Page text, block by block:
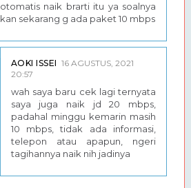
otomatis naik brarti itu ya soalnya
kan sekarang g ada paket 10 mbps
AOKI ISSEI 16 AGUSTUS, 2021
20:57
wah saya baru cek lagi ternyata
saya juga naik jd 20 mbps,
padahal minggu kemarin masih
10 mbps, tidak ada informasi,
telepon atau apapun, ngeri
tagihannya naik nih jadinya